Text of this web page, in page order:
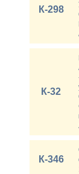
К-298
К-32
К-346